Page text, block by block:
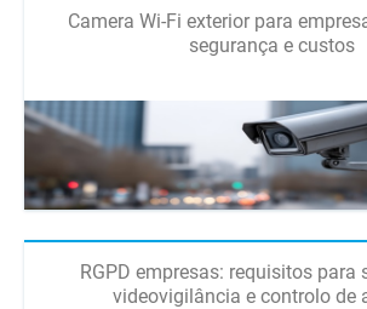
Camera Wi-Fi exterior para
segurança e custos
RGPD empresas: requisitos para
videovigilância e controlo de